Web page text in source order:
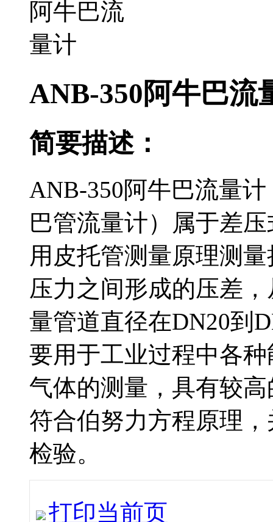
ANB-350阿牛巴流
简要描述：
ANB-350阿牛巴流量
巴管流量计）属于差压
用皮托管测量原理测
压力之间形成的压差
量管道直径在DN20到
要用于工业过程中各种能
气体的测量，具有较
符合伯努力方程原理
检验。
打印当前页